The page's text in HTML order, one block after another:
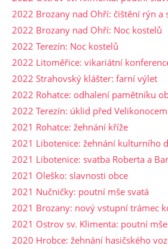
2022 Brozany nad Ohří: čištění rýn a
2022 Brozany nad Ohří: Noc kostelů
2022 Terezín: Noc kostelů
2022 Litoměřice: vikariátní
2022 Strahovský klášter: farní výlet
2022 Rohatce: odhalení pamětníku
2022 Terezín: úklid před
2021 Rohatce: žehnání kříže
2021 Libotenice: žehnání kulturního
2021 Libotenice: svatba Roberta a
2021 Oleško: slavnosti obce
2021 Nučničky: poutní mše svatá
2021 Brozany: nový vstupní trámec
2021 Ostrov sv. Klimenta: poutní
2020 Hrobce: žehnání hasičského